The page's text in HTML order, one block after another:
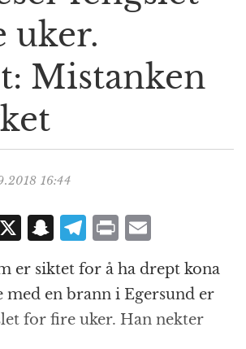
a
t
o
uker.
Mistanken
16:44
X S
a
p
c
T
el
e
g
r
P
ri
n
t
ai
l
er siktet for å ha drept kona
med en brann i Egersund er
for fire uker. Han nekter